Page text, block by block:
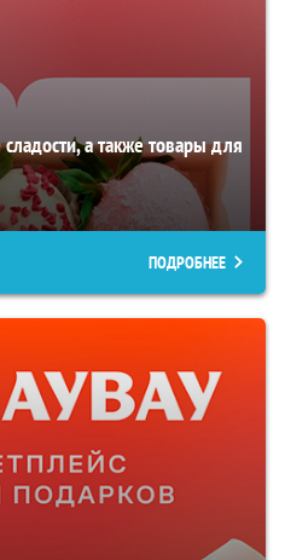
а также товары для
ПОДРОБНЕЕ